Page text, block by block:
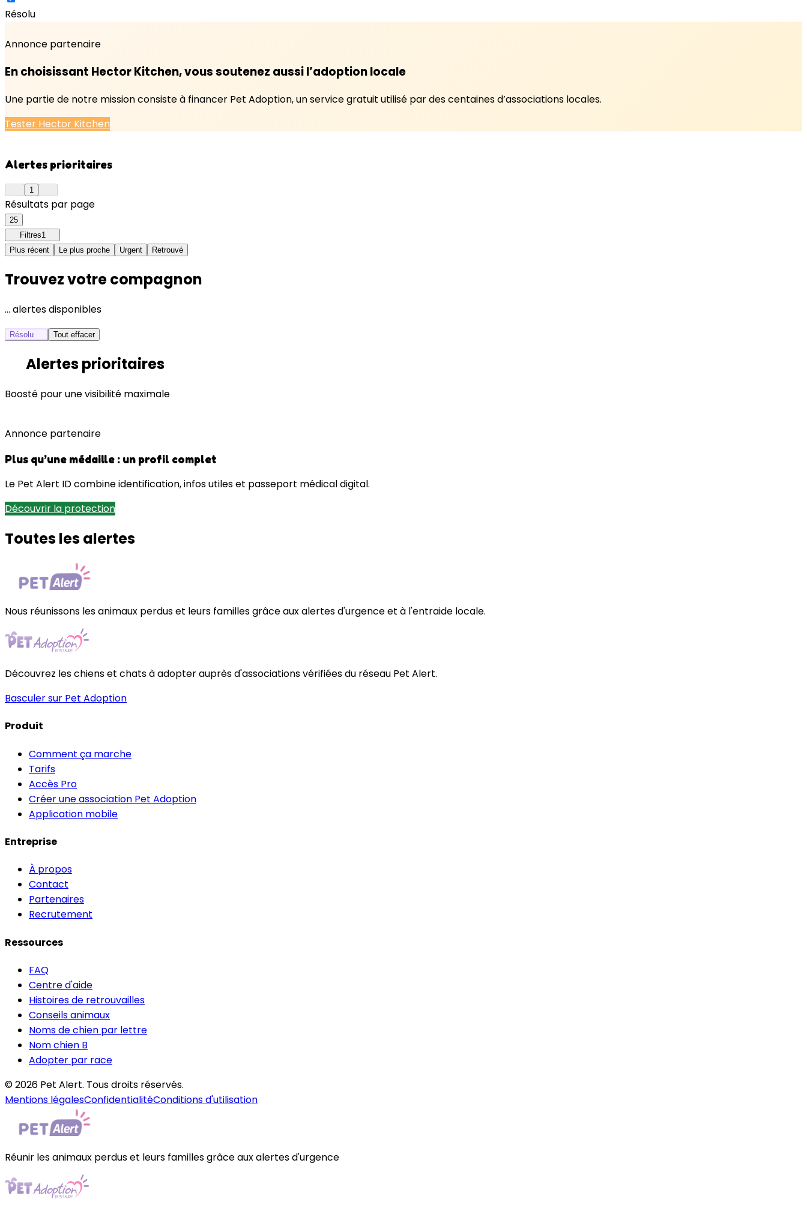
Résolu
Annonce partenaire
En choisissant Hector Kitchen, vous soutenez aussi l’adoption locale
Une partie de notre mission consiste à financer Pet Adoption, un service gratuit utilisé par des centaines d’associations locales.
Tester Hector Kitchen
Alertes prioritaires
1
Résultats par page
25
Filtres1
Plus récent
Le plus proche Urgent Retrouvé
Trouvez votre compagnon
… alertes disponibles
Résolu Tout effacer
Alertes prioritaires
Boosté pour une visibilité maximale
Annonce partenaire
Plus qu’une médaille : un profil complet
Le Pet Alert ID combine identification, infos utiles et passeport médical digital.
Découvrir la protection
Toutes les alertes
Nous réunissons les animaux perdus et leurs familles grâce aux alertes d'urgence et à l'entraide locale.
Découvrez les chiens et chats à adopter auprès d'associations vérifiées du réseau Pet Alert.
Basculer sur Pet Adoption
Produit
Comment ça marche
Tarifs
Accès Pro
Créer une association Pet Adoption
Application mobile
Entreprise
À propos
Contact
Partenaires
Recrutement
Ressources
FAQ
Centre d'aide
Histoires de retrouvailles
Conseils animaux
Noms de chien par lettre
Nom chien B
Adopter par race
© 2026 Pet Alert. Tous droits réservés.
Mentions légalesConfidentialitéConditions d'utilisation
Réunir les animaux perdus et leurs familles grâce aux alertes d'urgence